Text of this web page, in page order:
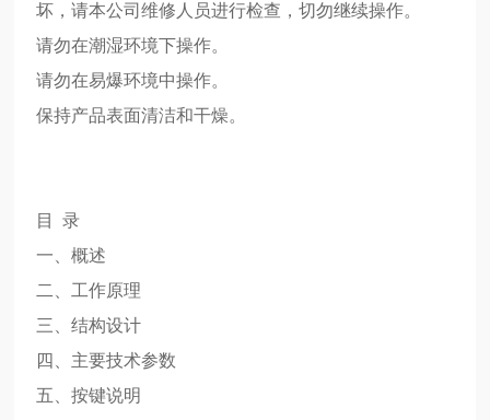
坏，请本公司维修人员进行检查，切勿继续操作。
请勿在潮湿环境下操作。
请勿在易爆环境中操作。
保持产品表面清洁和干燥。
目 录
一、概述
二、工作原理
三、结构设计
四、主要技术参数
五、按键说明